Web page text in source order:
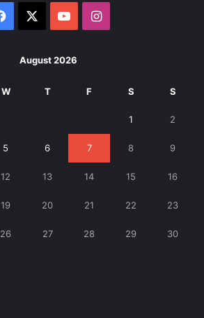
Facebook YouTubeInstagram
August 2026
W T F S S
1 2
5 6 7 8 9
12 13 14 15 16
19 20 21 22 23
26 27 28 29 30